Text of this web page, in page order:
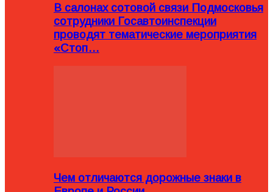
В салонах сотовой связи Подмосковья
сотрудники Госавтоинспекции
проводят тематические мероприятия
«Стоп…
Чем отличаются дорожные знаки в